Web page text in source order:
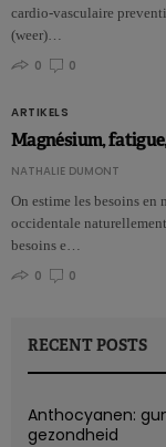
cardio-vasculaire
(weer)…
0
0
ARTIKELS
Magnésium,
NATHALIE DUMONT
On estime les besoins
occidentale
besoins e…
0
0
RECENT POSTS
Anthocyanen:
gezondheid